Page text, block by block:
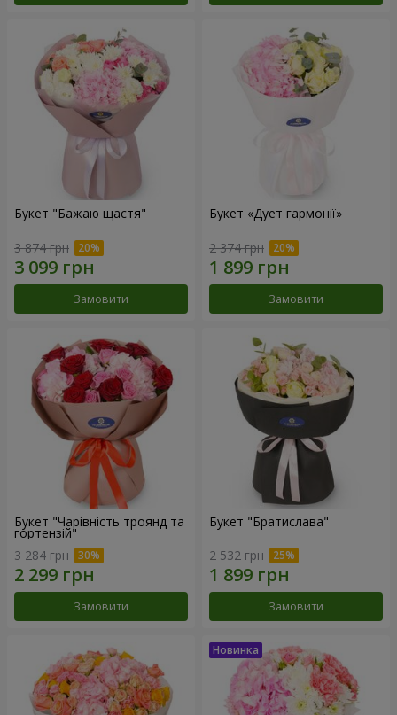
Букет "Бажаю щастя"
3 874 грн
Замовити
Букет «Дует гармонії»
2 374 грн
Замовити
Букет "Чарівність троянд та
гортензій"
3 284 грн
Замовити
Букет "Братислава"
2 532 грн
Замовити